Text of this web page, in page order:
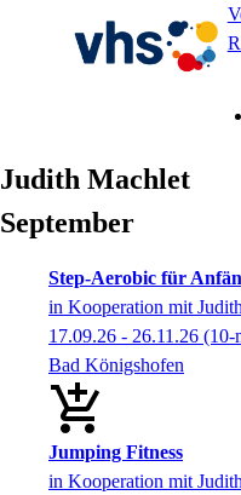
Judith Machlet
September
Step-Aerobic für
in Kooperation mit
17.09.26 - 26.11.26 (10-
Bad Königshofen
Jumping Fitness
in Kooperation mit